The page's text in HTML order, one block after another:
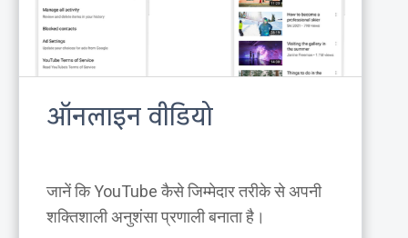
ऑनलाइन वीडियो
जानें कि YouTube कैसे जिम्मेदार तरीके से अपनी
शक्तिशाली अनुशंसा प्रणाली बनाता है।